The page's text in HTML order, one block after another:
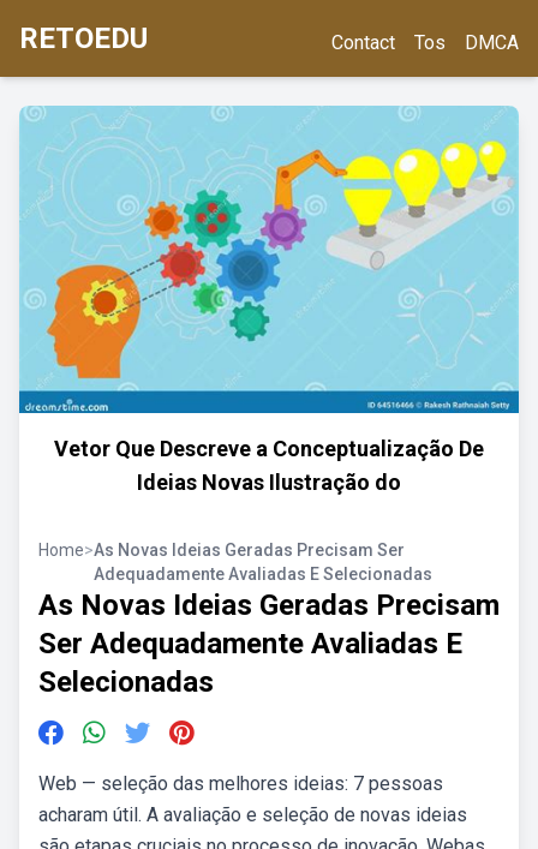
RETOEDU Contact Tos DMCA
Vetor Que Descreve a Conceptualização De
Ideias Novas Ilustração do
Home>As Novas Ideias Geradas Precisam Ser
Adequadamente Avaliadas E Selecionadas
As Novas Ideias Geradas Precisam
Ser Adequadamente Avaliadas E
Selecionadas
Web — seleção das melhores ideias: 7 pessoas
acharam útil. A avaliação e seleção de novas ideias